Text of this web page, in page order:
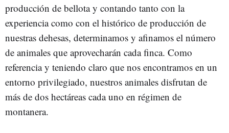
producción de bellota y contando tanto con la
experiencia como con el histórico de producción de
nuestras dehesas, determinamos y afinamos el número
de animales que aprovecharán cada finca. Como
referencia y teniendo claro que nos encontramos en un
entorno privilegiado, nuestros animales disfrutan de
más de dos hectáreas cada uno en régimen de
montanera.